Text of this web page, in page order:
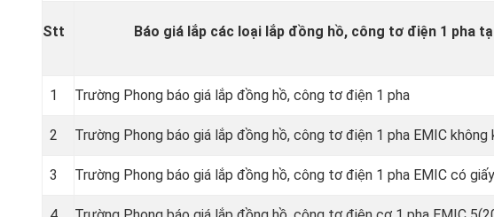
Stt Báo giá lắp các loại lắp đồng hồ, công tơ điện 1 pha
1 Trường Phong báo giá lắp đồng hồ, công tơ điện 1 pha
2 Trường Phong báo giá lắp đồng hồ, công tơ điện 1 pha EMIC không
3 Trường Phong báo giá lắp đồng hồ, công tơ điện 1 pha EMIC có